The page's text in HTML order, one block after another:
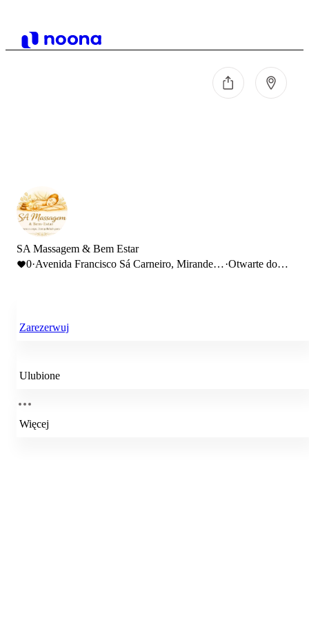
SA Massagem & Bem Estar
0·Avenida Francisco Sá Carneiro, Mirandela,·Otwarte do
Zarezerwuj
Ulubione
Więcej